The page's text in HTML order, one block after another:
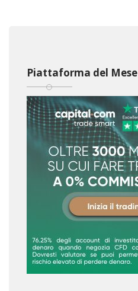
Piattaforma del Mese